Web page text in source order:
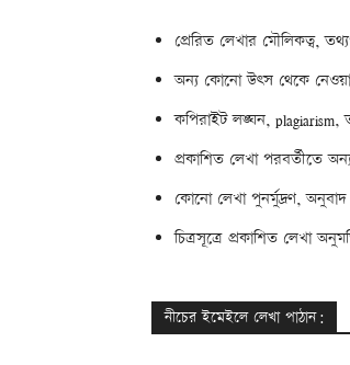
প্রেরিত লেখার মৌলিকত্ব,
অন্য কোনো উৎস থেকে নেওয়া
কপিরাইট লঙ্ঘন, plagiarism,
প্রকাশিত লেখা পরবর্তীতে
কোনো লেখা পুনর্মুদ্রণ, অনুবাদ
চিত্রসূত্রে প্রকাশিত লেখা
নীচের ইমেইলে লেখা পাঠান: